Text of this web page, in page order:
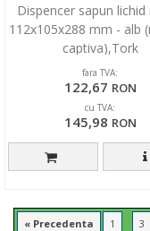
Dispencer sapun lichid
112x105x288 mm - alb
captiva),Tork
fara TVA:
122,67 RON
cu TVA:
145,98 RON
« Precedenta 1 3